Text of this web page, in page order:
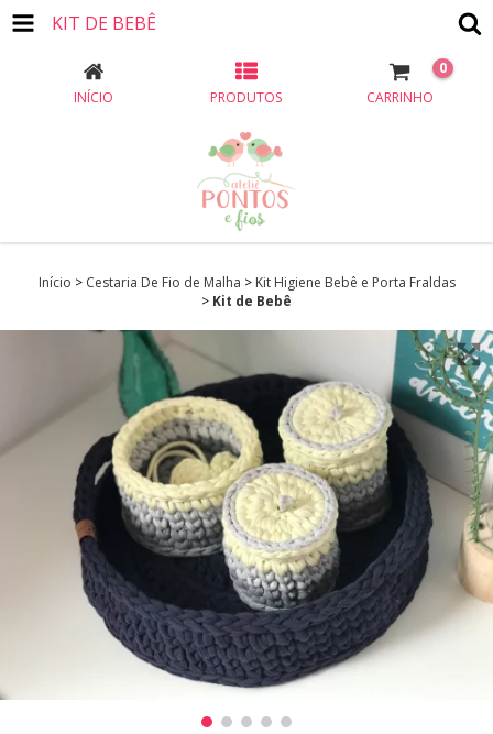
KIT DE BEBÊ
INÍCIO PRODUTOS CARRINHO
0
Início > Cestaria De Fio de Malha > Kit Higiene Bebê e Porta Fraldas
> Kit de Bebê